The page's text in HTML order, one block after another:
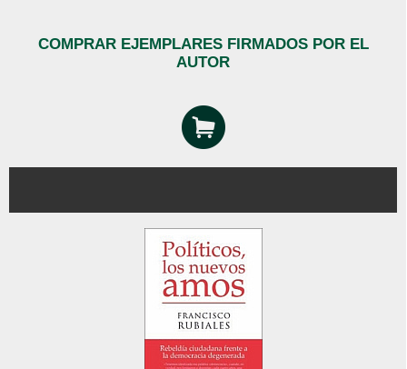
COMPRAR EJEMPLARES FIRMADOS POR EL
AUTOR